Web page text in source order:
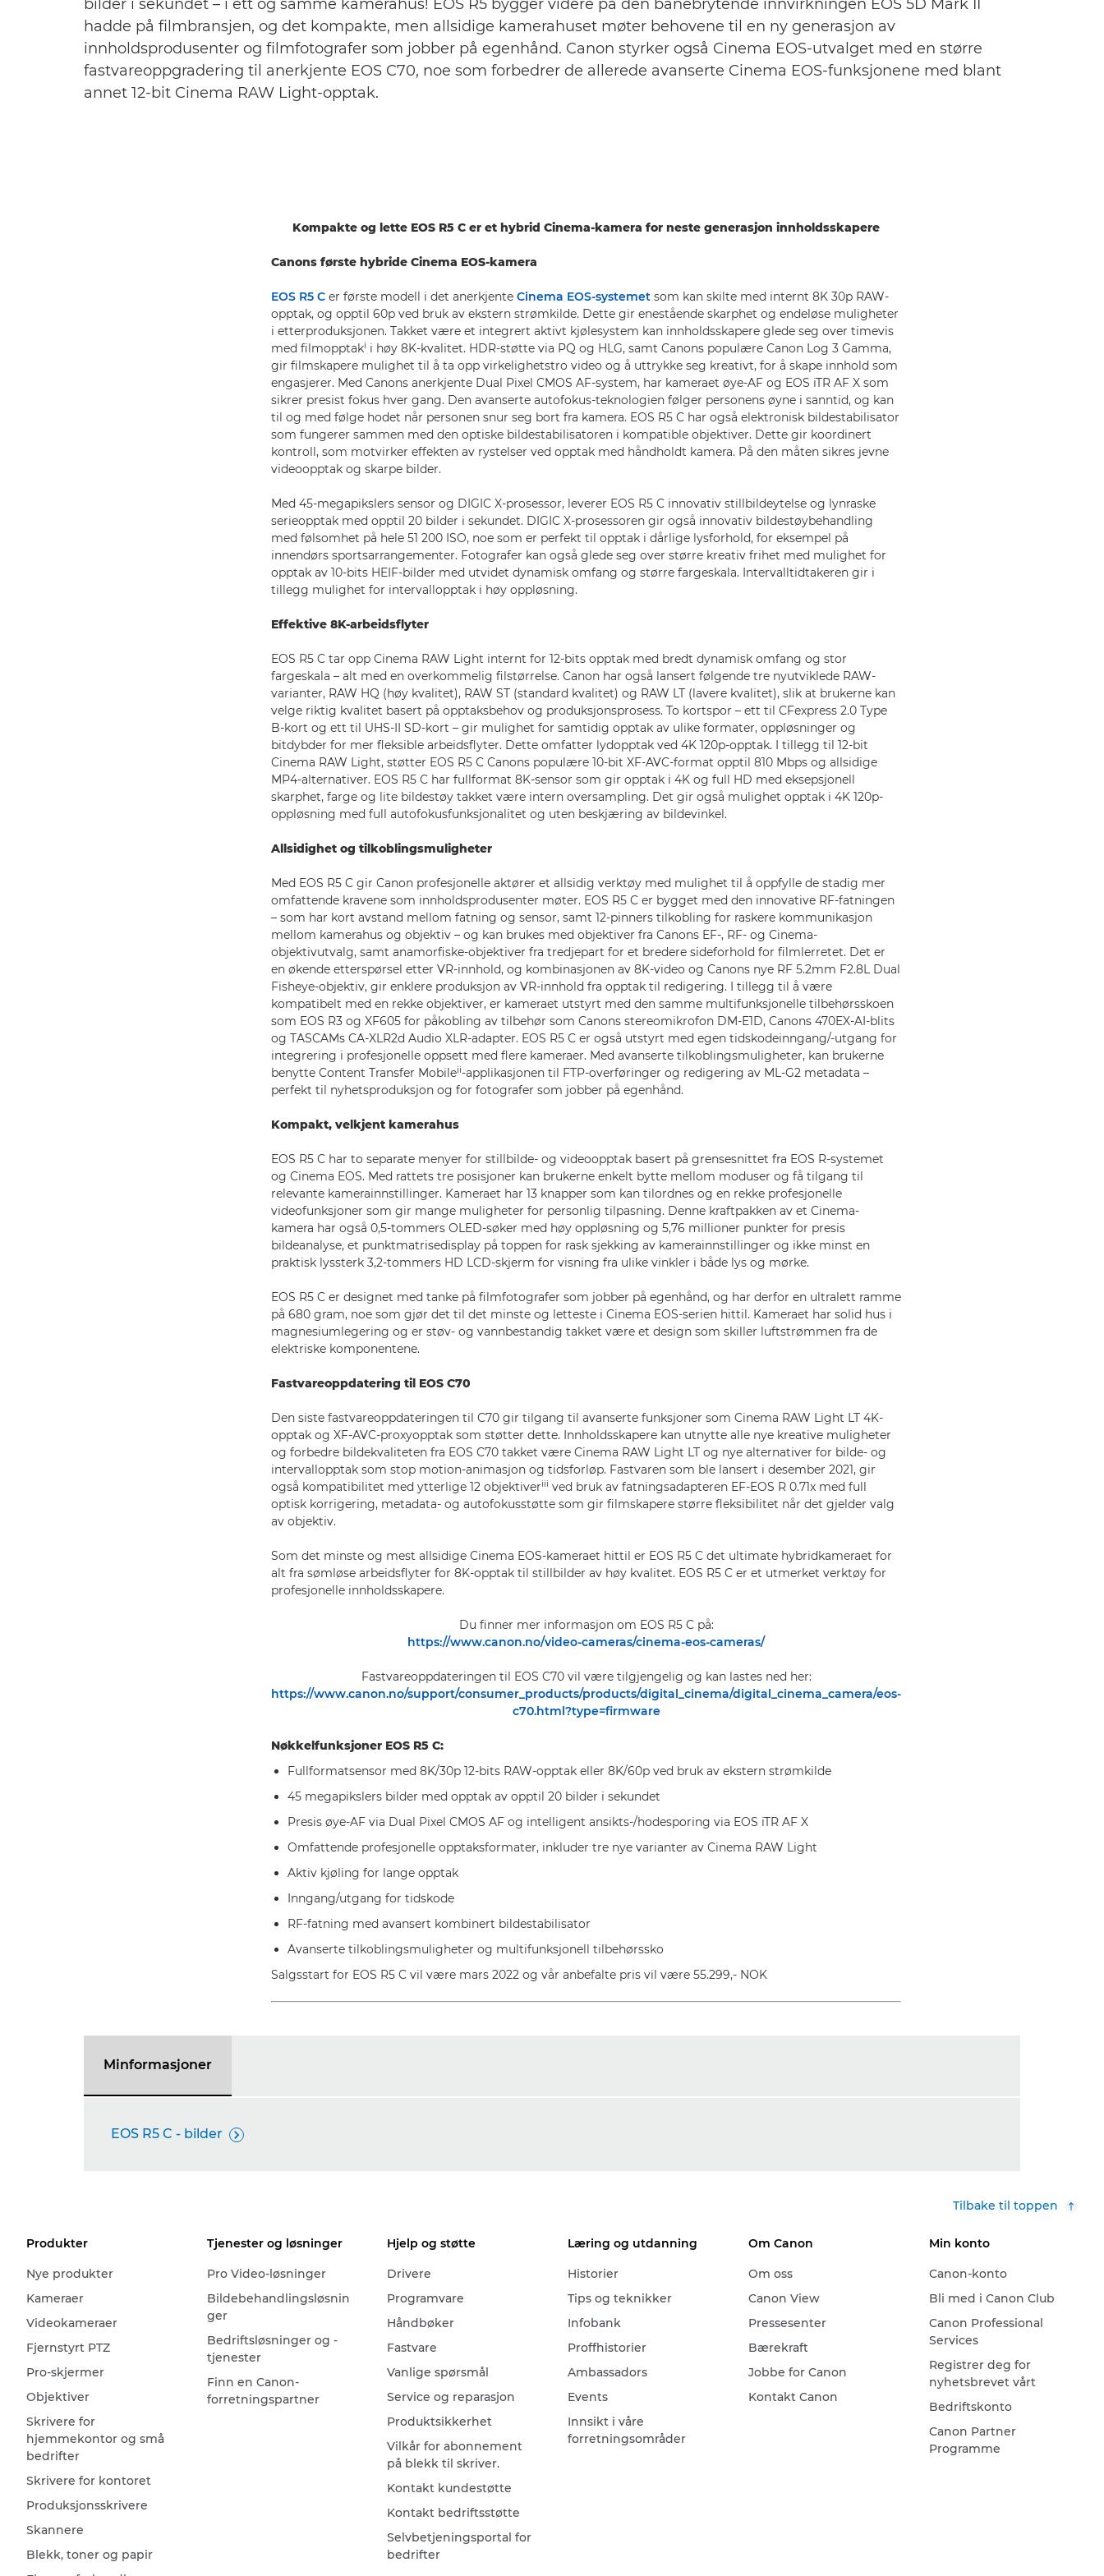
bilder i sekundet – i ett og samme kamerahus! EOS R5 bygger videre på den banebrytende innvirkningen EOS 5D Mark II
hadde på filmbransjen, og det kompakte, men allsidige kamerahuset møter behovene til en ny generasjon av
innholdsprodusenter og filmfotografer som jobber på egenhånd. Canon styrker også Cinema EOS-utvalget med en større
fastvareoppgradering til anerkjente EOS C70, noe som forbedrer de allerede avanserte Cinema EOS-funksjonene med blant
annet 12-bit Cinema RAW Light-opptak.
Kompakte og lette EOS R5 C er et hybrid Cinema-kamera for neste generasjon innholdsskapere
Canons første hybride Cinema EOS-kamera
EOS R5 C er første modell i det anerkjente Cinema EOS-systemet som kan skilte med internt 8K 30p RAW-
opptak, og opptil 60p ved bruk av ekstern strømkilde. Dette gir enestående skarphet og endeløse muligheter
i etterproduksjonen. Takket være et integrert aktivt kjølesystem kan innholdsskapere glede seg over timevis
med filmopptaki i høy 8K-kvalitet. HDR-støtte via PQ og HLG, samt Canons populære Canon Log 3 Gamma,
gir filmskapere mulighet til å ta opp virkelighetstro video og å uttrykke seg kreativt, for å skape innhold som
engasjerer. Med Canons anerkjente Dual Pixel CMOS AF-system, har kameraet øye-AF og EOS iTR AF X som
sikrer presist fokus hver gang. Den avanserte autofokus-teknologien følger personens øyne i sanntid, og kan
til og med følge hodet når personen snur seg bort fra kamera. EOS R5 C har også elektronisk bildestabilisator
som fungerer sammen med den optiske bildestabilisatoren i kompatible objektiver. Dette gir koordinert
kontroll, som motvirker effekten av rystelser ved opptak med håndholdt kamera. På den måten sikres jevne
videoopptak og skarpe bilder.
Med 45-megapikslers sensor og DIGIC X-prosessor, leverer EOS R5 C innovativ stillbildeytelse og lynraske
serieopptak med opptil 20 bilder i sekundet. DIGIC X-prosessoren gir også innovativ bildestøybehandling
med følsomhet på hele 51 200 ISO, noe som er perfekt til opptak i dårlige lysforhold, for eksempel på
innendørs sportsarrangementer. Fotografer kan også glede seg over større kreativ frihet med mulighet for
opptak av 10-bits HEIF-bilder med utvidet dynamisk omfang og større fargeskala. Intervalltidtakeren gir i
tillegg mulighet for intervallopptak i høy oppløsning.
Effektive 8K-arbeidsflyter
EOS R5 C tar opp Cinema RAW Light internt for 12-bits opptak med bredt dynamisk omfang og stor
fargeskala – alt med en overkommelig filstørrelse. Canon har også lansert følgende tre nyutviklede RAW-
varianter, RAW HQ (høy kvalitet), RAW ST (standard kvalitet) og RAW LT (lavere kvalitet), slik at brukerne kan
velge riktig kvalitet basert på opptaksbehov og produksjonsprosess. To kortspor – ett til CFexpress 2.0 Type
B-kort og ett til UHS-II SD-kort – gir mulighet for samtidig opptak av ulike formater, oppløsninger og
bitdybder for mer fleksible arbeidsflyter. Dette omfatter lydopptak ved 4K 120p-opptak. I tillegg til 12-bit
Cinema RAW Light, støtter EOS R5 C Canons populære 10-bit XF-AVC-format opptil 810 Mbps og allsidige
MP4-alternativer. EOS R5 C har fullformat 8K-sensor som gir opptak i 4K og full HD med eksepsjonell
skarphet, farge og lite bildestøy takket være intern oversampling. Det gir også mulighet opptak i 4K 120p-
oppløsning med full autofokusfunksjonalitet og uten beskjæring av bildevinkel.
Allsidighet og tilkoblingsmuligheter
Med EOS R5 C gir Canon profesjonelle aktører et allsidig verktøy med mulighet til å oppfylle de stadig mer
omfattende kravene som innholdsprodusenter møter. EOS R5 C er bygget med den innovative RF-fatningen
– som har kort avstand mellom fatning og sensor, samt 12-pinners tilkobling for raskere kommunikasjon
mellom kamerahus og objektiv – og kan brukes med objektiver fra Canons EF-, RF- og Cinema-
objektivutvalg, samt anamorfiske-objektiver fra tredjepart for et bredere sideforhold for filmlerretet. Det er
en økende etterspørsel etter VR-innhold, og kombinasjonen av 8K-video og Canons nye RF 5.2mm F2.8L Dual
Fisheye-objektiv, gir enklere produksjon av VR-innhold fra opptak til redigering. I tillegg til å være
kompatibelt med en rekke objektiver, er kameraet utstyrt med den samme multifunksjonelle tilbehørsskoen
som EOS R3 og XF605 for påkobling av tilbehør som Canons stereomikrofon DM-E1D, Canons 470EX-AI-blits
og TASCAMs CA-XLR2d Audio XLR-adapter. EOS R5 C er også utstyrt med egen tidskodeinngang/-utgang for
integrering i profesjonelle oppsett med flere kameraer. Med avanserte tilkoblingsmuligheter, kan brukerne
benytte Content Transfer Mobileii-applikasjonen til FTP-overføringer og redigering av ML-G2 metadata –
perfekt til nyhetsproduksjon og for fotografer som jobber på egenhånd.
Kompakt, velkjent kamerahus
EOS R5 C har to separate menyer for stillbilde- og videoopptak basert på grensesnittet fra EOS R-systemet
og Cinema EOS. Med rattets tre posisjoner kan brukerne enkelt bytte mellom moduser og få tilgang til
relevante kamerainnstillinger. Kameraet har 13 knapper som kan tilordnes og en rekke profesjonelle
videofunksjoner som gir mange muligheter for personlig tilpasning. Denne kraftpakken av et Cinema-
kamera har også 0,5-tommers OLED-søker med høy oppløsning og 5,76 millioner punkter for presis
bildeanalyse, et punktmatrisedisplay på toppen for rask sjekking av kamerainnstillinger og ikke minst en
praktisk lyssterk 3,2-tommers HD LCD-skjerm for visning fra ulike vinkler i både lys og mørke.
EOS R5 C er designet med tanke på filmfotografer som jobber på egenhånd, og har derfor en ultralett ramme
på 680 gram, noe som gjør det til det minste og letteste i Cinema EOS-serien hittil. Kameraet har solid hus i
magnesiumlegering og er støv- og vannbestandig takket være et design som skiller luftstrømmen fra de
elektriske komponentene.
Fastvareoppdatering til EOS C70
Den siste fastvareoppdateringen til C70 gir tilgang til avanserte funksjoner som Cinema RAW Light LT 4K-
opptak og XF-AVC-proxyopptak som støtter dette. Innholdsskapere kan utnytte alle nye kreative muligheter
og forbedre bildekvaliteten fra EOS C70 takket være Cinema RAW Light LT og nye alternativer for bilde- og
intervallopptak som stop motion-animasjon og tidsforløp. Fastvaren som ble lansert i desember 2021, gir
også kompatibilitet med ytterlige 12 objektiveriii ved bruk av fatningsadapteren EF-EOS R 0.71x med full
optisk korrigering, metadata- og autofokusstøtte som gir filmskapere større fleksibilitet når det gjelder valg
av objektiv.
Som det minste og mest allsidige Cinema EOS-kameraet hittil er EOS R5 C det ultimate hybridkameraet for
alt fra sømløse arbeidsflyter for 8K-opptak til stillbilder av høy kvalitet. EOS R5 C er et utmerket verktøy for
profesjonelle innholdsskapere.
Du finner mer informasjon om EOS R5 C på:
https://www.canon.no/video-cameras/cinema-eos-cameras/
Fastvareoppdateringen til EOS C70 vil være tilgjengelig og kan lastes ned her:
https://www.canon.no/support/consumer_products/products/digital_cinema/digital_cinema_camera/eos-
c70.html?type=firmware
Nøkkelfunksjoner EOS R5 C:
Fullformatsensor med 8K/30p 12-bits RAW-opptak eller 8K/60p ved bruk av ekstern strømkilde
45 megapikslers bilder med opptak av opptil 20 bilder i sekundet
Presis øye-AF via Dual Pixel CMOS AF og intelligent ansikts-/hodesporing via EOS iTR AF X
Omfattende profesjonelle opptaksformater, inkluder tre nye varianter av Cinema RAW Light
Aktiv kjøling for lange opptak
Inngang/utgang for tidskode
RF-fatning med avansert kombinert bildestabilisator
Avanserte tilkoblingsmuligheter og multifunksjonell tilbehørssko
Salgsstart for EOS R5 C vil være mars 2022 og vår anbefalte pris vil være 55.299,- NOK
Minformasjoner
EOS R5 C - bilder 
Tilbake til toppen
Produkter
Nye produkter
Kameraer
Videokameraer
Fjernstyrt PTZ
Pro-skjermer
Objektiver
Skrivere for
hjemmekontor og små
bedrifter
Skrivere for kontoret
Produksjonsskrivere
Skannere
Blekk, toner og papir
Tjenester og løsninger
Pro Video-løsninger
Bildebehandlingsløsnin
ger
Bedriftsløsninger og -
tjenester
Finn en Canon-
forretningspartner
Hjelp og støtte
Drivere
Programvare
Håndbøker
Fastvare
Vanlige spørsmål
Service og reparasjon
Produktsikkerhet
Vilkår for abonnement
på blekk til skriver.
Kontakt kundestøtte
Kontakt bedriftsstøtte
Selvbetjeningsportal for
bedrifter
Læring og utdanning
Historier
Tips og teknikker
Infobank
Proffhistorier
Ambassadors
Events
Innsikt i våre
forretningsområder
Om Canon
Om oss
Canon View
Pressesenter
Bærekraft
Jobbe for Canon
Kontakt Canon
Min konto
Canon-konto
Bli med i Canon Club
Canon Professional
Services
Registrer deg for
nyhetsbrevet vårt
Bedriftskonto
Canon Partner
Programme